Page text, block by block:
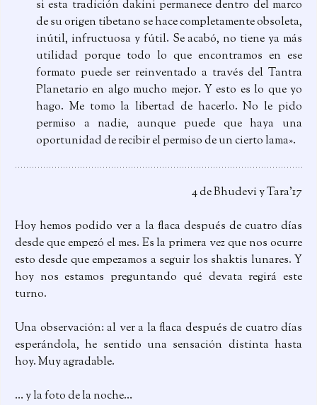
si esta tradición dakini permanece dentro del marco
de su origen tibetano se hace completamente obsoleta,
inútil, infructuosa y fútil. Se acabó, no tiene ya más
utilidad porque todo lo que encontramos en ese
formato puede ser reinventado a través del Tantra
Planetario en algo mucho mejor. Y esto es lo que yo
hago. Me tomo la libertad de hacerlo. No le pido
permiso a nadie, aunque puede que haya una
oportunidad de recibir el permiso de un cierto lama».
4 de Bhudevi y Tara’17
Hoy hemos podido ver a la flaca después de cuatro días
desde que empezó el mes. Es la primera vez que nos ocurre
esto desde que empezamos a seguir los shaktis lunares. Y
hoy nos estamos preguntando qué devata regirá este
turno.
Una observación: al ver a la flaca después de cuatro días
esperándola, he sentido una sensación distinta hasta
hoy. Muy agradable.
… y la foto de la noche…